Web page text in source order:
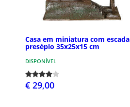
Casa em miniatura com escada
presépio 35x25x15 cm
DISPONÍVEL
€ 29,00